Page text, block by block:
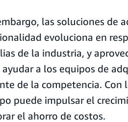
las soluciones de
evoluciona en
de la industria, y
ayudar a los equipos de
de la competencia. Con
puede impulsar el
el ahorro de costos.